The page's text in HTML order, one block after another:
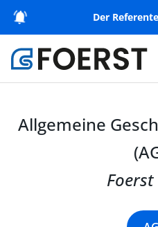
Der
Allgemeine
Foerst